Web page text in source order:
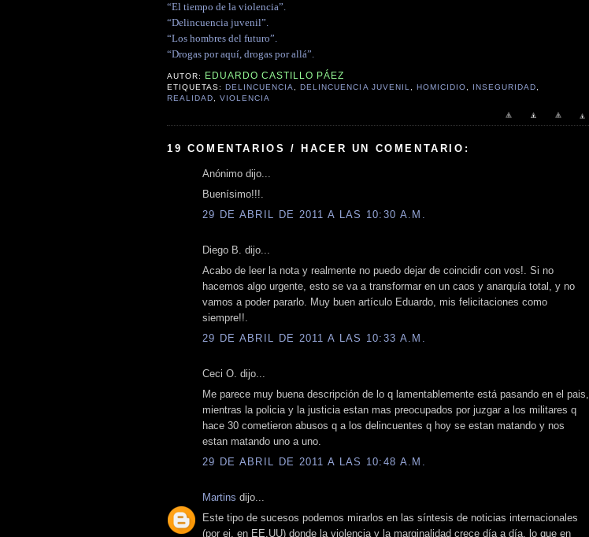
“El tiempo de la violencia”.
“Delincuencia juvenil”.
“Los hombres del futuro”.
“Drogas por aquí, drogas por allá”.
AUTOR: EDUARDO CASTILLO PÁEZ
ETIQUETAS:DELINCUENCIA ,DELINCUENCIA JUVENIL HOMICIDIO INSEGURIDAD
REALIDAD
,VIOLENCIA
19 COMENTARIOS / HACER UN COMENTARIO:
Anónimo dijo...
Buenísimo!!!.
29 DE ABRIL DE 2011 A LAS 10:30 A.M.
Diego B. dijo...
Acabo de leer la nota y realmente no puedo dejar de coincidir con vos!. Si no
hacemos algo urgente, esto se va a transformar en un caos y anarquía total, y no
vamos a poder pararlo. Muy buen artículo Eduardo, mis felicitaciones como
siempre!!.
29 DE ABRIL DE 2011 A LAS 10:33 A.M.
Ceci O. dijo...
Me parece muy buena descripción de lo q lamentablemente está pasando en el pais,
mientras la policia y la justicia estan mas preocupados por juzgar a los militares q
hace 30 cometieron abusos q a los delincuentes q hoy se estan matando y nos
estan matando uno a uno.
29 DE ABRIL DE 2011 A LAS 10:48 A.M.
Martins dijo...
Este tipo de sucesos podemos mirarlos en las síntesis de noticias internacionales
(por ej. en EE.UU) donde la violencia y la marginalidad crece día a día, lo que en